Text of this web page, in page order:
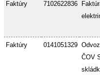
Faktúry 7102622836
Faktúry 0141051329
ČOV